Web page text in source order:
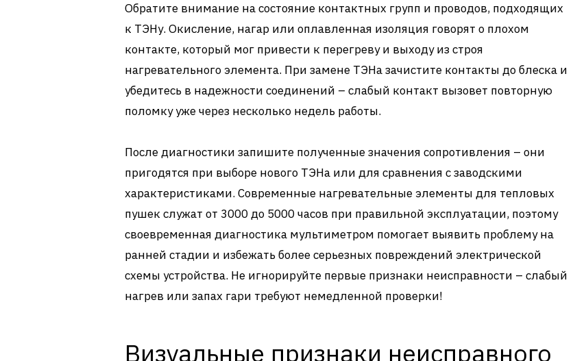
Обратите внимание на состояние контактных групп и проводов, подходящих
к ТЭНу. Окисление, нагар или оплавленная изоляция говорят о плохом
контакте, который мог привести к перегреву и выходу из строя
нагревательного элемента. При замене ТЭНа зачистите контакты до блеска и
убедитесь в надежности соединений – слабый контакт вызовет повторную
поломку уже через несколько недель работы.
После диагностики запишите полученные значения сопротивления – они
пригодятся при выборе нового ТЭНа или для сравнения с заводскими
характеристиками. Современные нагревательные элементы для тепловых
пушек служат от 3000 до 5000 часов при правильной эксплуатации, поэтому
своевременная диагностика мультиметром помогает выявить проблему на
ранней стадии и избежать более серьезных повреждений электрической
схемы устройства. Не игнорируйте первые признаки неисправности – слабый
нагрев или запах гари требуют немедленной проверки!
Визуальные признаки неисправного